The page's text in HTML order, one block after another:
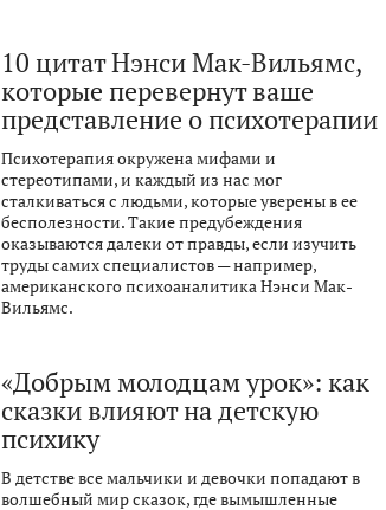
10 цитат Нэнси Мак-Вильямс,
которые перевернут ваше
представление о психотерапии
Психотерапия окружена мифами и
стереотипами, и каждый из нас мог
сталкиваться с людьми, которые уверены в ее
бесполезности. Такие предубеждения
оказываются далеки от правды, если изучить
труды самих специалистов — например,
американского психоаналитика Нэнси Мак-
Вильямс.
«Добрым молодцам урок»: как
сказки влияют на детскую
психику
В детстве все мальчики и девочки попадают в
волшебный мир сказок, где вымышленные